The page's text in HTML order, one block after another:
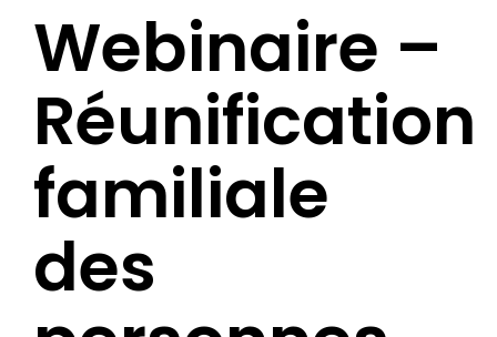
Webinaire –
Réunification
familiale
des